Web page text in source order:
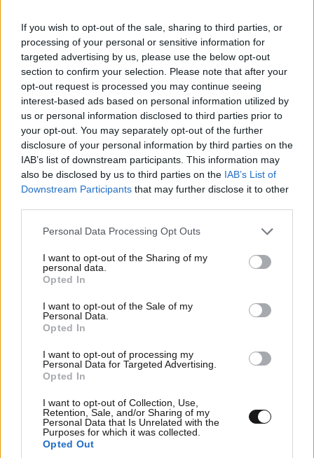
If you wish to opt-out of the sale, sharing to third parties, or
processing of your personal or sensitive information for
targeted advertising by us, please use the below opt-out
section to confirm your selection. Please note that after your
opt-out request is processed you may continue seeing
interest-based ads based on personal information utilized by
us or personal information disclosed to third parties prior to
your opt-out. You may separately opt-out of the further
disclosure of your personal information by third parties on the
IAB’s list of downstream participants. This information may
also be disclosed by us to third parties on the IAB’s List of
Downstream Participants that may further disclose it to other
Please note that this website/app uses one or more Google
not limited to your visit or usage behaviour. You may click to
grant or deny consent to Google and its third-party tags to
use your data for below specified purposes in below Google
consent section.
Personal Data Processing Opt Outs
I want to opt-out of the Sharing of my
personal data.
Opted In
I want to opt-out of the Sale of my
Personal Data.
Opted In
I want to opt-out of processing my
Personal Data for Targeted Advertising.
Opted In
I want to opt-out of Collection, Use,
Retention, Sale, and/or Sharing of my
Personal Data that Is Unrelated with the
Purposes for which it was collected.
Opted Out
Φτερά & πούπουλα 05·11·2023 05:32
Δώσε στον κόσμο
Απαντήστε 0
Ώρα 04·11·2023 22:05
να δουν και την ουσία λοιπόν... που, σίγουρα, δεν είναι
Απαντήστε